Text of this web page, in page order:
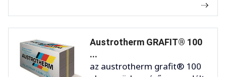
Austrotherm GRAFIT® 100
...
az austrotherm grafit® 100